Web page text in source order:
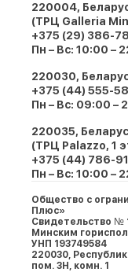
220004,
(ТРЦ Galleria
+375 (29) 386-
Пн – Вс: 10:00 –
220030,
+375 (44) 555-
Пн – Вс: 09:00 –
220035,
(ТРЦ Palazzo, 1
+375 (44) 786-
Пн – Вс: 10:00 –
Общество с
Плюс»
Свидетельство №
Минским
УНП 193749584
220030,
пом. 3Н, комн. 1